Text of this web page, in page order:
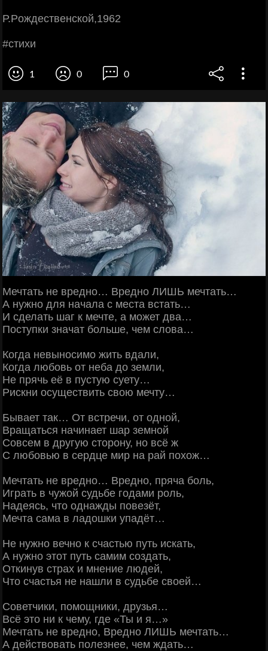
Р.Рoждecтвeнcкoй,1962
#cтихи
1 0 0
Мечтать не вредно… Вредно ЛИШЬ мечтать…
А нужно для начала с места встать…
И сделать шаг к мечте, а может два…
Поступки значат больше, чем слова…
Когда невыносимо жить вдали,
Когда любовь от неба до земли,
Не прячь её в пустую суету…
Рискни осуществить свою мечту…
Бывает так… От встречи, от одной,
Вращаться начинает шар земной
Совсем в другую сторону, но всё ж
С любовью в сердце мир на рай похож…
Мечтать не вредно… Вредно, пряча боль,
Играть в чужой судьбе годами роль,
Надеясь, что однажды повезёт,
Мечта сама в ладошки упадёт…
Не нужно вечно к счастью путь искать,
А нужно этот путь самим создать,
Откинув страх и мнение людей,
Что счастья не нашли в судьбе своей…
Советчики, помощники, друзья…
Всё это ни к чему, где «Ты и я…»
Мечтать не вредно, Вредно ЛИШЬ мечтать…
А действовать полезнее, чем ждать…